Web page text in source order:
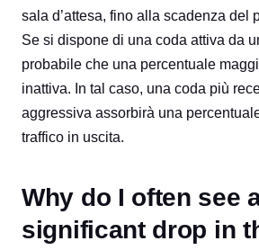
sala d’attesa, fino alla scadenza del
Se si dispone di una coda attiva da
probabile che una percentuale
inattiva. In tal caso, una coda più
aggressiva assorbirà una
traffico in uscita.
Why do I often see
significant drop in